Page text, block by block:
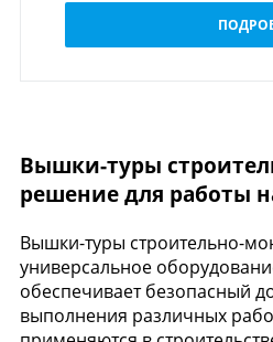
Вышки-туры
решение для работы
Вышки-туры строительно-
универсальное
обеспечивает безопасный
выполнения различных